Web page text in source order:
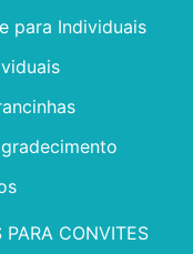
para Individuais
PARA CONVITES